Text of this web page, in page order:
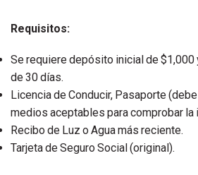
Requisitos:
Se requiere depósito inicial de $1,000
de 30 días.
Licencia de Conducir, Pasaporte
medios aceptables para comprobar la
Recibo de Luz o Agua más reciente.
Tarjeta de Seguro Social (original).